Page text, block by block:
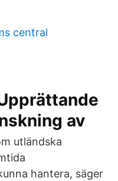
central
av
utländska
hantera, säger